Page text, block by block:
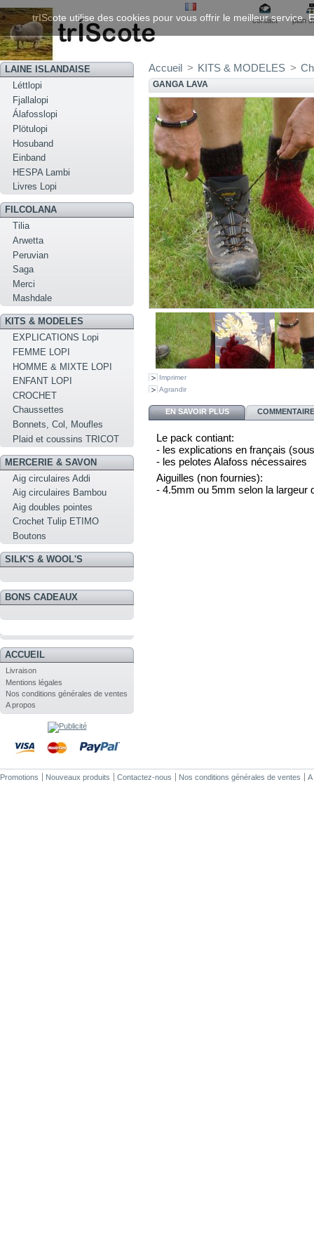
contact plan
LAINE ISLANDAISE
Léttlopi
Fjallalopi
Álafosslopi
Plötulopi
Hosuband
Einband
HESPA Lambi
Livres Lopi
FILCOLANA
Tilia
Arwetta
Peruvian
Saga
Merci
Mashdale
KITS & MODELES
EXPLICATIONS Lopi
FEMME LOPI
HOMME & MIXTE LOPI
ENFANT LOPI
CROCHET
Chaussettes
Bonnets, Col, Moufles
Plaid et coussins TRICOT
MERCERIE & SAVON
Aig circulaires Addi
Aig circulaires Bambou
Aig doubles pointes
Crochet Tulip ETIMO
Boutons
SILK'S & WOOL'S
BONS CADEAUX
ACCUEIL
Livraison
Mentions légales
Nos conditions générales de ventes
A propos
Accueil > KITS & MODELES >
GANGA LAVA
Imprimer
Agrandir
EN SAVOIR PLUS
Le pack contiant:
- les explications en français
- les pelotes Alafoss nécessaires
Aiguilles (non fournies):
- 4.5mm ou 5mm selon la largeur
Promotions Nouveaux produits Contactez-nous Nos conditions générales de ventes A
trIScote utilise des cookies pour vous offrir le meilleur